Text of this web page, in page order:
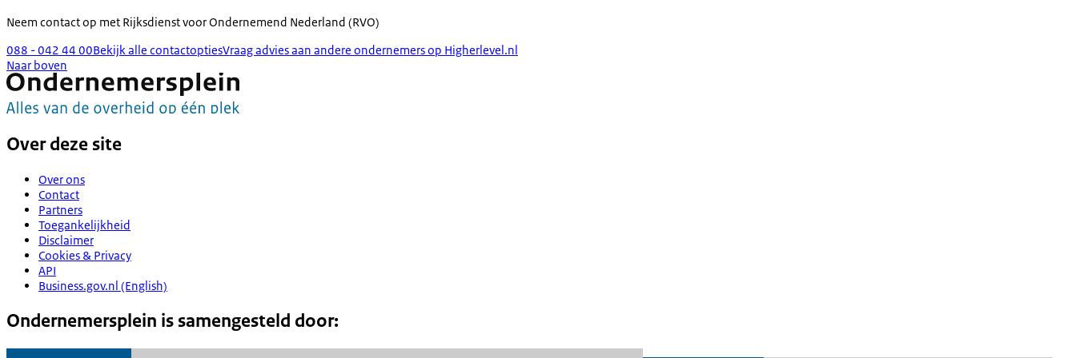
Neem contact op met Rijksdienst voor Ondernemend Nederland (RVO)
088 - 042 44 00Bekijk alle contactoptiesVraag advies aan andere ondernemers op Higherlevel.nl
Naar boven
Over deze site
Over ons
Contact
Partners
Toegankelijkheid
Disclaimer
Cookies & Privacy
API
Business.gov.nl (English)
Ondernemersplein is samengesteld door: